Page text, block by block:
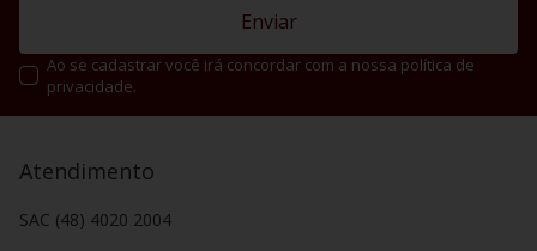
Enviar
Ao se cadastrar você irá concordar com a nossa política de
privacidade.
Atendimento
SAC (48) 4020 2004